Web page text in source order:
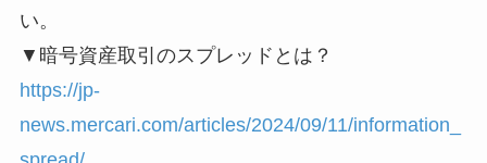
い。
▼暗号資産取引のスプレッドとは？
https://jp-
news.mercari.com/articles/2024/09/11/information_